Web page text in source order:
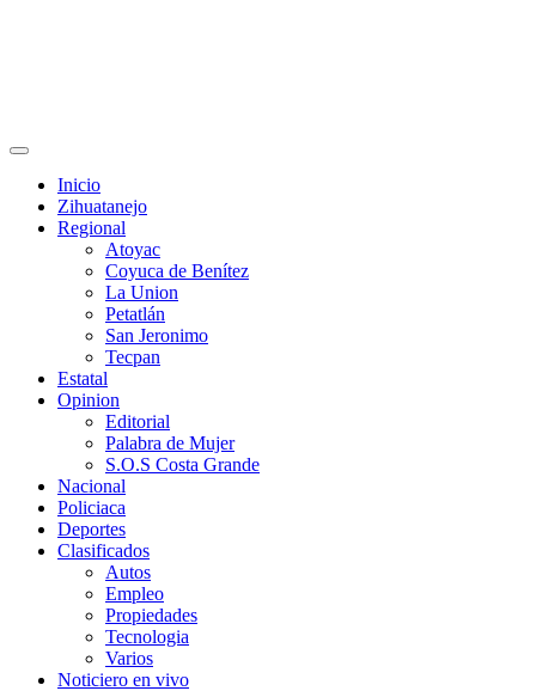
Primary
Inicio
Zihuatanejo
Regional
Atoyac
Coyuca de Benítez
La Union
Petatlán
San Jeronimo
Tecpan
Estatal
Opinion
Editorial
Palabra de Mujer
S.O.S Costa Grande
Nacional
Policiaca
Deportes
Clasificados
Autos
Empleo
Propiedades
Tecnologia
Varios
Noticiero en vivo